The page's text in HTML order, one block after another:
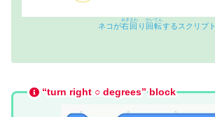
ネコが右
みぎ
回
まわ
り 回転
かいてん
するスクリプト
“turn right ○ degrees” block